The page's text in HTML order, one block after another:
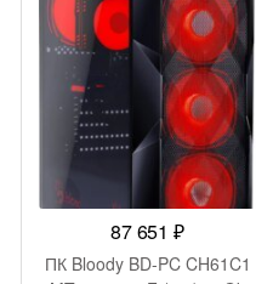
87 651₽
ПК Bloody BD-PC CH61C1